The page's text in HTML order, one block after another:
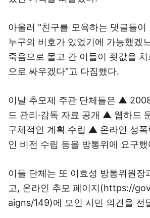
아울러 "친구를 모욕하는 댓글들이
누구의 비호가 있었기에 가능했겠
죽음으로 몰고 간 이들이 죗값을
으로 싸우겠다"고 다짐했다.
이날 추모제 주관 단체들은 ▲
드 관리·감독 자료 공개 ▲ 웹하드
구체적인 계획 수립 ▲ 온라인 성폭
인 비전 수립 등을 방통위에 요구했
이들 단체는 또 이효성 방통위원장
고, 온라인 추모 페이지(https://
aigns/149)에 모인 시민 의견을 전